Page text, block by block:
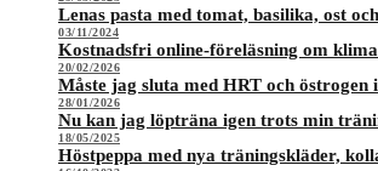
Lenas pasta med tomat, basilika, ost
03/11/2024
Kostnadsfri online-föreläsning om
20/02/2026
Måste jag sluta med HRT och östrogen
28/01/2026
Nu kan jag löpträna igen trots min
18/05/2025
Höstpeppa med nya träningskläder,